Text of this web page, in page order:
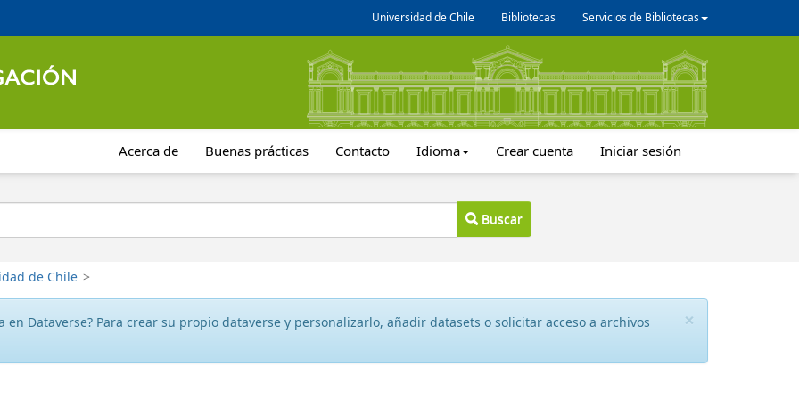
Universidad de Chile Bibliotecas Servicios de Bibliotecas
Acerca de Buenas prácticas Contacto Idioma Crear cuenta Iniciar sesión
Buscar
de Chile >
×
en Dataverse? Para crear su propio dataverse y personalizarlo, añadir datasets o solicitar acceso a archivos